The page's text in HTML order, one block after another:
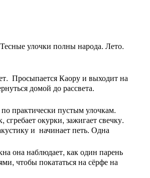
улочки полны народа. Лето.
Просыпается Каору и выходит на
домой до рассвета.
практически пустым улочкам.
окурки, зажигает свечку.
и начинает петь. Одна
она наблюдает, как один парень
чтобы покататься на сёрфе на